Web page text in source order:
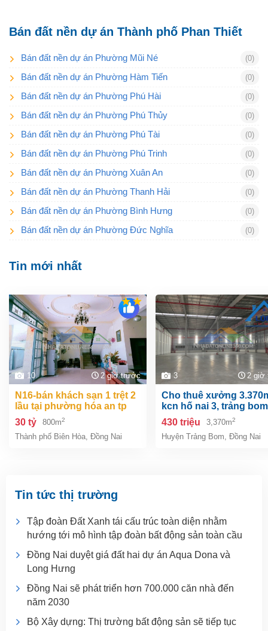
Bán đất nền dự án Thành phố Phan Thiết
Bán đất nền dự án Phường Mũi Né (0)
Bán đất nền dự án Phường Hàm Tiến (0)
Bán đất nền dự án Phường Phú Hài (0)
Bán đất nền dự án Phường Phú Thủy (0)
Bán đất nền dự án Phường Phú Tài (0)
Bán đất nền dự án Phường Phú Trinh (0)
Bán đất nền dự án Phường Xuân An (0)
Bán đất nền dự án Phường Thanh Hải (0)
Bán đất nền dự án Phường Bình Hưng (0)
Bán đất nền dự án Phường Đức Nghĩa (0)
Tin mới nhất
10 2 giờ trước
n16-bán khách sạn 1 trệt 2
lầu tại phường hóa an tp
biên hòa dt 800m2 giá 30 tỷ
30 tỷ 800m2
Thành phố Biên Hòa, Đồng Nai
3 2 giờ
cho thuê xưởng 3.370m2 .
kcn hố nai 3, trảng
đồng nai
430 triệu 3,370m2
Huyện Trảng Bom, Đồng Nai
Tin tức thị trường
Tập đoàn Đất Xanh tái cấu trúc toàn diện nhằm
hướng tới mô hình tập đoàn bất động sản toàn cầu
Đồng Nai duyệt giá đất hai dự án Aqua Dona và
Long Hưng
Đồng Nai sẽ phát triển hơn 700.000 căn nhà đến
năm 2030
Bộ Xây dựng: Thị trường bất động sản sẽ tiếp tục